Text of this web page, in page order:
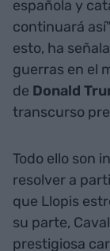
española y
continuará
esto, ha
guerras en el
de Donald
transcurso
Todo ello son
resolver a
que Llopis
su parte,
prestigiosa